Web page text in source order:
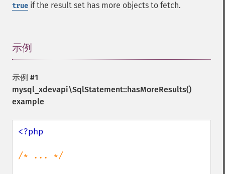
true if the result set has more objects to fetch.
示例
示例 #1
mysql_xdevapi\SqlStatement::hasMoreResults()
example
<?php
/* ... */